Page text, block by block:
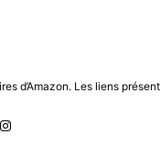
d’Amazon. Les liens
Instagram